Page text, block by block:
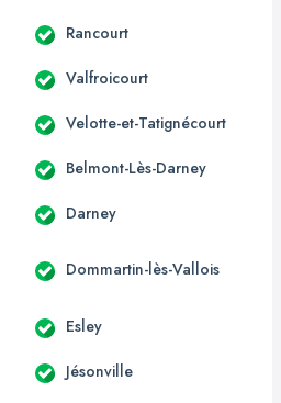
Rancourt
Valfroicourt
Velotte-et-Tatignécourt
Belmont-Lès-Darney
Darney
Dommartin-lès-Vallois
Esley
Jésonville